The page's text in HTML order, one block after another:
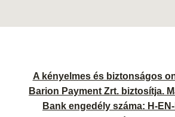
A kényelmes és biztonságos
Barion Payment Zrt. biztosítja.
Bank engedély száma: H-